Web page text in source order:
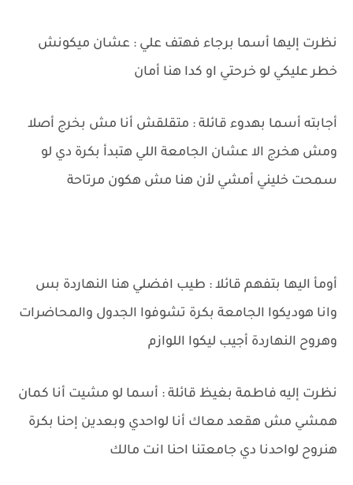
نظرت إليها أسما برجاء فهتف علي : عشان ميكونش
خطر عليكي لو خرحتي او كدا هنا أمان
أجابته أسما بهدوء قائلة : متقلقش أنا مش بخرج أصلا
ومش هخرج الا عشان الجامعة اللي هتبدأ بكرة دي لو
سمحت خليني أمشي لأن هنا مش هكون مرتاحة
أومأ اليها بتفهم قائلا : طيب افضلي هنا النهاردة بس
وانا هوديكوا الجامعة بكرة تشوفوا الجدول والمحاضرات
وهروح النهاردة أجيب ليكوا اللوازم
نظرت إليه فاطمة بغيظ قائلة : أسما لو مشيت أنا كمان
همشي مش هقعد معاك أنا لواحدي وبعدين إحنا بكرة
هنروح لواحدنا دي جامعتنا احنا انت مالك